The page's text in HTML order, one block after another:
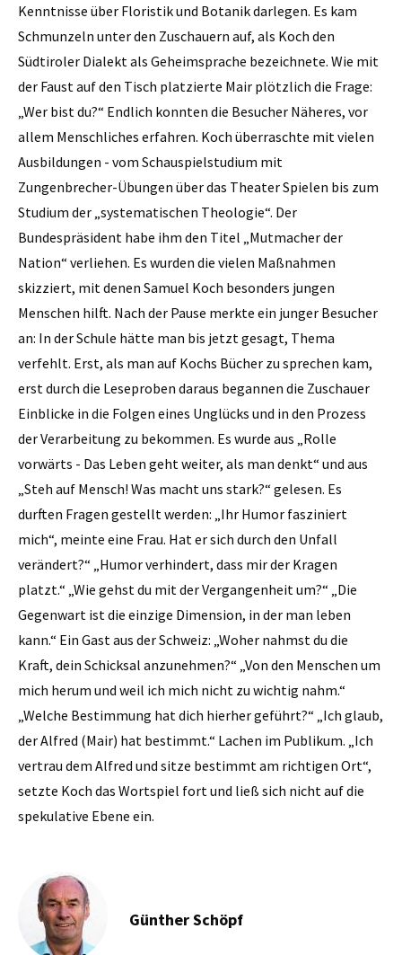
Kenntnisse über Floristik und Botanik darlegen. Es kam
Schmunzeln unter den Zuschauern auf, als Koch den
Südtiroler Dialekt als Geheimsprache bezeichnete. Wie mit
der Faust auf den Tisch platzierte Mair plötzlich die Frage:
„Wer bist du?“ Endlich konnten die Besucher Näheres, vor
allem Menschliches erfahren. Koch überraschte mit vielen
Ausbildungen - vom Schauspielstudium mit
Zungenbrecher-Übungen über das Theater Spielen bis zum
Studium der „systematischen Theologie“. Der
Bundespräsident habe ihm den Titel „Mutmacher der
Nation“ verliehen. Es wurden die vielen Maßnahmen
skizziert, mit denen Samuel Koch besonders jungen
Menschen hilft. Nach der Pause merkte ein junger Besucher
an: In der Schule hätte man bis jetzt gesagt, Thema
verfehlt. Erst, als man auf Kochs Bücher zu sprechen kam,
erst durch die Leseproben daraus begannen die Zuschauer
Einblicke in die Folgen eines Unglücks und in den Prozess
der Verarbeitung zu bekommen. Es wurde aus „Rolle
vorwärts - Das Leben geht weiter, als man denkt“ und aus
„Steh auf Mensch! Was macht uns stark?“ gelesen. Es
durften Fragen gestellt werden: „Ihr Humor fasziniert
mich“, meinte eine Frau. Hat er sich durch den Unfall
verändert?“ „Humor verhindert, dass mir der Kragen
platzt.“ „Wie gehst du mit der Vergangenheit um?“ „Die
Gegenwart ist die einzige Dimension, in der man leben
kann.“ Ein Gast aus der Schweiz: „Woher nahmst du die
Kraft, dein Schicksal anzunehmen?“ „Von den Menschen um
mich herum und weil ich mich nicht zu wichtig nahm.“
„Welche Bestimmung hat dich hierher geführt?“ „Ich glaub,
der Alfred (Mair) hat bestimmt.“ Lachen im Publikum. „Ich
vertrau dem Alfred und sitze bestimmt am richtigen Ort“,
setzte Koch das Wortspiel fort und ließ sich nicht auf die
spekulative Ebene ein.
Günther Schöpf